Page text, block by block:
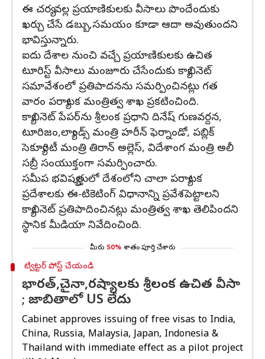
ఈ చర్య వల్ల ప్రయాణికులకు వీసాలు పొందేందుకు
ఖర్చు చేసే డబ్బు,సమయం కూడా ఆదా అవుతుందని
భావిస్తున్నారు.
ఐదు దేశాల నుంచి వచ్చే ప్రయాణికులకు ఉచిత
టూరిస్ట్ వీసాలు మంజూరు చేసేందుకు క్యాబినెట్
సమావేశంలో ప్రతిపాదనను సమర్పించినట్లు గత
వారం పర్యాటక మంత్రిత్వ శాఖ ప్రకటించింది.
క్యాబినెట్ పేపర్‌ను శ్రీలంక ప్రధాని దినేష్ గుణవర్దన,
టూరిజం,ల్యాండ్స్ మంత్రి హరీన్ ఫెర్నాండో, పబ్లిక్
సెక్యూరిటీ మంత్రి తిరాన్ అల్లెస్, విదేశాంగ మంత్రి అలీ
సబ్రీ సంయుక్తంగా సమర్పించారు.
సమీప భవిష్యత్తులో దేశంలోని చాలా పర్యాటక
ప్రదేశాలకు ఈ-టికెటింగ్ విధానాన్ని ప్రవేశపెట్టాలని
క్యాబినెట్ ప్రతిపాదించినట్లు మంత్రిత్వ శాఖ తెలిపిందని
స్థానిక మీడియా నివేదించింది.
మీరు 50% శాతం పూర్తి చేశారు
ట్విట్టర్ పోస్ట్ చేయండి
భారత్,చైనా,రష్యాలకు శ్రీలంక ఉచిత వీసా
; జాబితాలో US లేదు
Cabinet approves issuing of free visas to India,
China, Russia, Malaysia, Japan, Indonesia &
Thailand with immediate effect as a pilot project